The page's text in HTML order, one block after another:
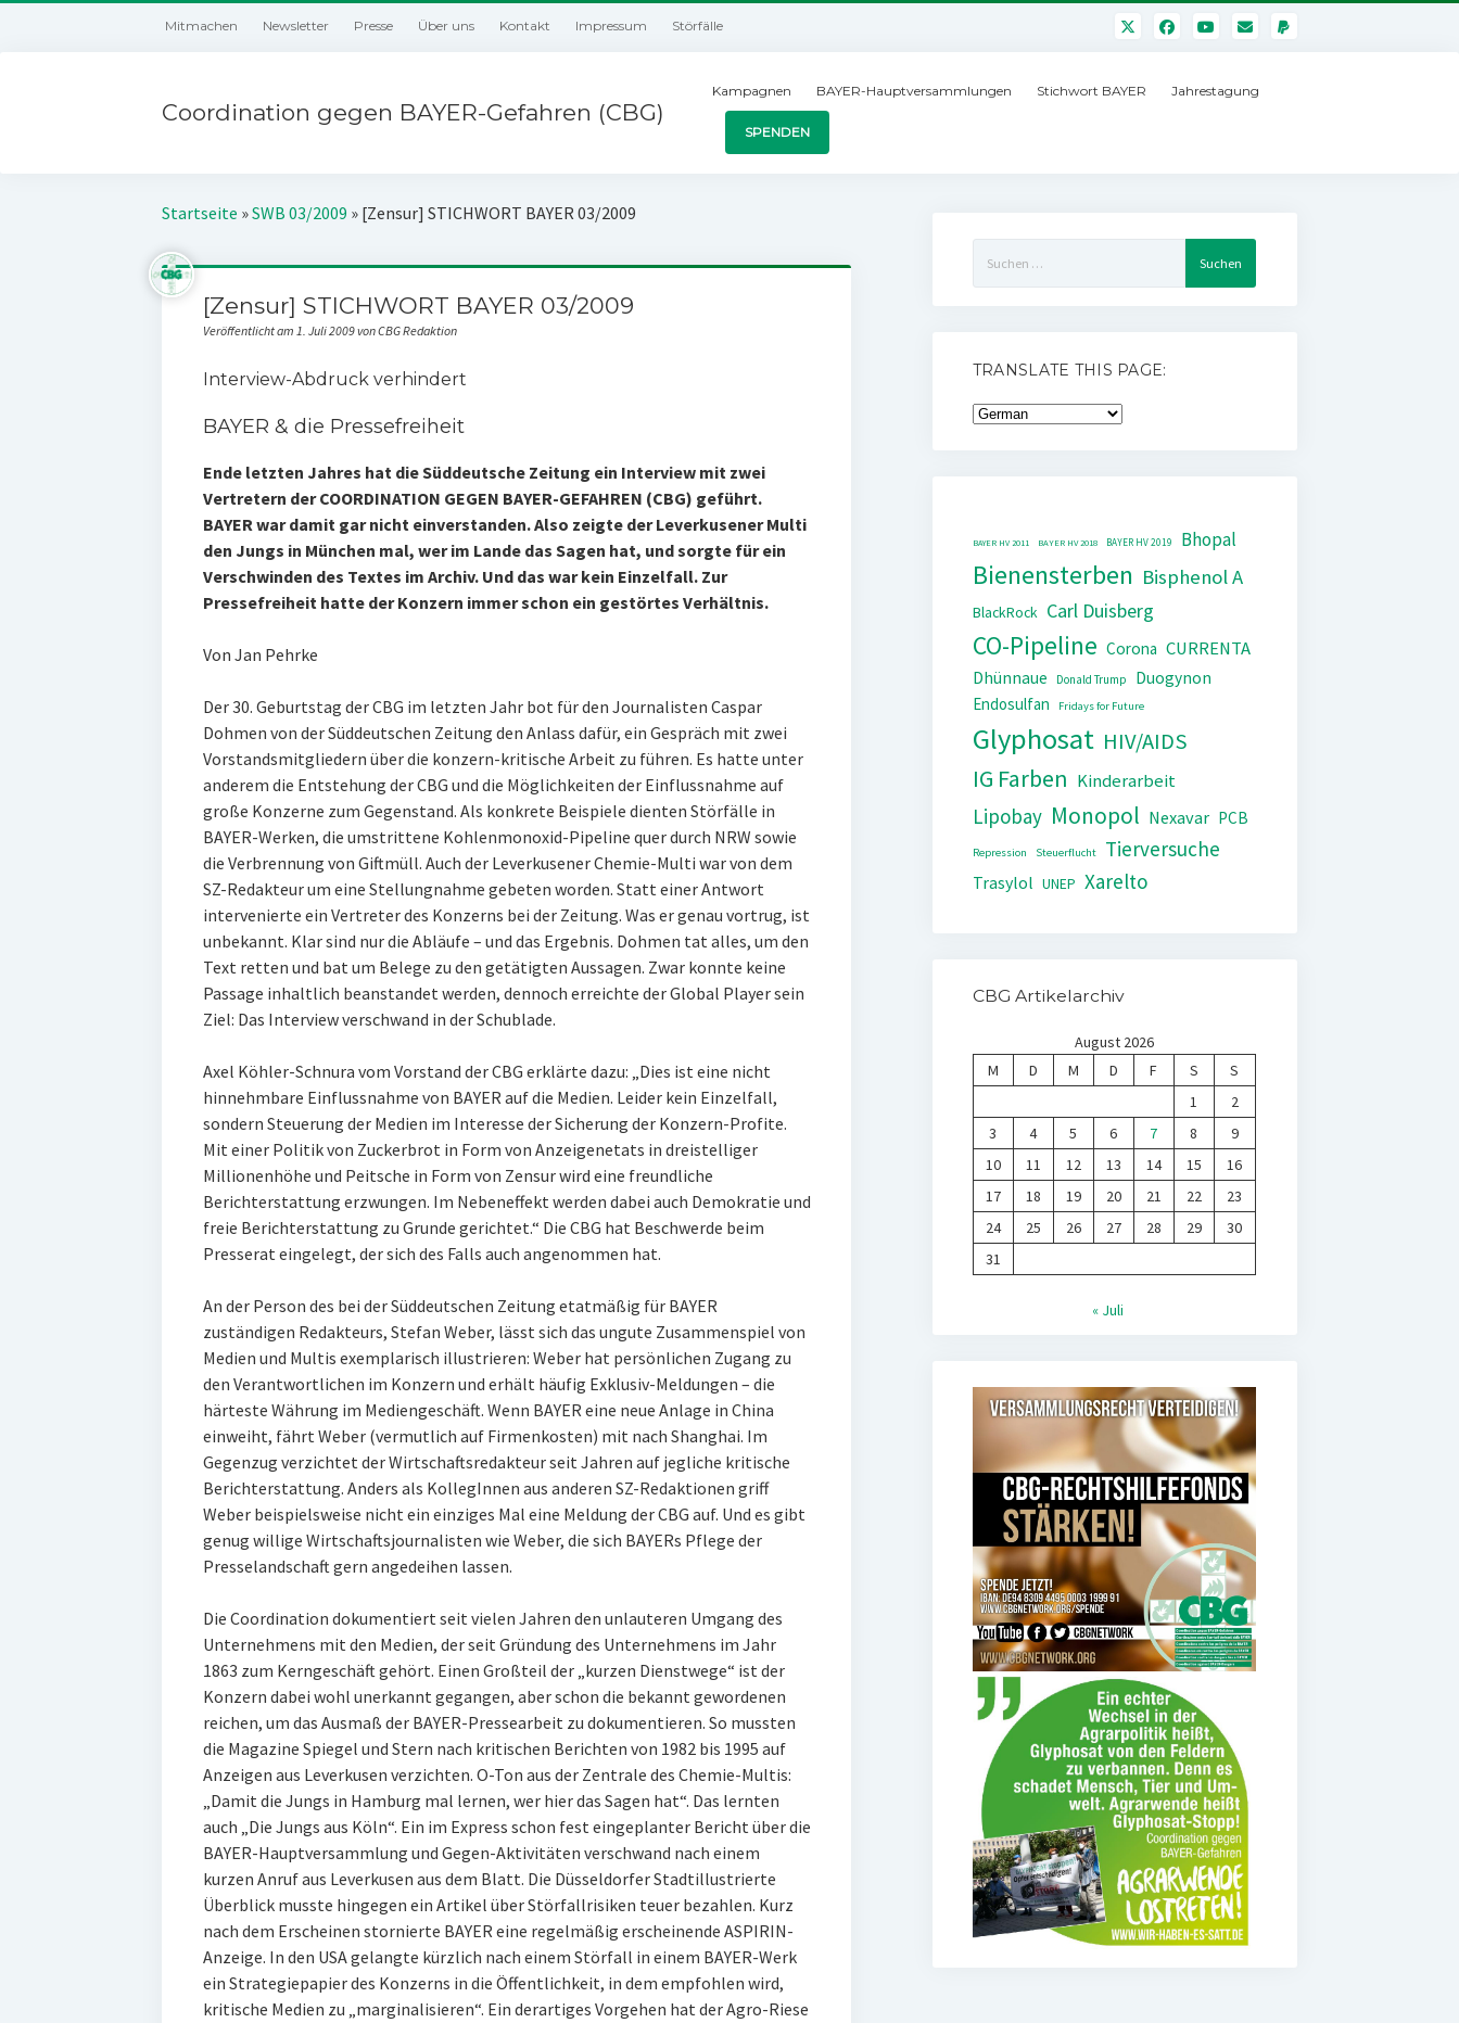
Mitmachen Newsletter Presse Über uns Kontakt Impressum Störfälle
Coordination gegen BAYER-Gefahren (CBG)
Kampagnen BAYER-Hauptversammlungen Stichwort BAYER Jahrestagung
SPENDEN
Startseite »SWB 03/2009 » [Zensur] STICHWORT BAYER 03/2009
[Zensur] STICHWORT BAYER 03/2009
Veröffentlicht am 1. Juli 2009 von CBG Redaktion
Interview-Abdruck verhindert
BAYER & die Pressefreiheit
Ende letzten Jahres hat die Süddeutsche Zeitung ein Interview mit zwei
Vertretern der COORDINATION GEGEN BAYER-GEFAHREN (CBG) geführt.
BAYER war damit gar nicht einverstanden. Also zeigte der Leverkusener Multi
den Jungs in München mal, wer im Lande das Sagen hat, und sorgte für ein
Verschwinden des Textes im Archiv. Und das war kein Einzelfall. Zur
Pressefreiheit hatte der Konzern immer schon ein gestörtes Verhältnis.
Von Jan Pehrke
Der 30. Geburtstag der CBG im letzten Jahr bot für den Journalisten Caspar
Dohmen von der Süddeutschen Zeitung den Anlass dafür, ein Gespräch mit zwei
Vorstandsmitgliedern über die konzern-kritische Arbeit zu führen. Es hatte unter
anderem die Entstehung der CBG und die Möglichkeiten der Einflussnahme auf
große Konzerne zum Gegenstand. Als konkrete Beispiele dienten Störfälle in
BAYER-Werken, die umstrittene Kohlenmonoxid-Pipeline quer durch NRW sowie
die Verbrennung von Giftmüll. Auch der Leverkusener Chemie-Multi war von dem
SZ-Redakteur um eine Stellungnahme gebeten worden. Statt einer Antwort
intervenierte ein Vertreter des Konzerns bei der Zeitung. Was er genau vortrug, ist
unbekannt. Klar sind nur die Abläufe – und das Ergebnis. Dohmen tat alles, um den
Text retten und bat um Belege zu den getätigten Aussagen. Zwar konnte keine
Passage inhaltlich beanstandet werden, dennoch erreichte der Global Player sein
Ziel: Das Interview verschwand in der Schublade.
Axel Köhler-Schnura vom Vorstand der CBG erklärte dazu: „Dies ist eine nicht
hinnehmbare Einflussnahme von BAYER auf die Medien. Leider kein Einzelfall,
sondern Steuerung der Medien im Interesse der Sicherung der Konzern-Profite.
Mit einer Politik von Zuckerbrot in Form von Anzeigenetats in dreistelliger
Millionenhöhe und Peitsche in Form von Zensur wird eine freundliche
Berichterstattung erzwungen. Im Nebeneffekt werden dabei auch Demokratie und
freie Berichterstattung zu Grunde gerichtet.“ Die CBG hat Beschwerde beim
Presserat eingelegt, der sich des Falls auch angenommen hat.
An der Person des bei der Süddeutschen Zeitung etatmäßig für BAYER
zuständigen Redakteurs, Stefan Weber, lässt sich das ungute Zusammenspiel von
Medien und Multis exemplarisch illustrieren: Weber hat persönlichen Zugang zu
den Verantwortlichen im Konzern und erhält häufig Exklusiv-Meldungen – die
härteste Währung im Mediengeschäft. Wenn BAYER eine neue Anlage in China
einweiht, fährt Weber (vermutlich auf Firmenkosten) mit nach Shanghai. Im
Gegenzug verzichtet der Wirtschaftsredakteur seit Jahren auf jegliche kritische
Berichterstattung. Anders als KollegInnen aus anderen SZ-Redaktionen griff
Weber beispielsweise nicht ein einziges Mal eine Meldung der CBG auf. Und es gibt
genug willige Wirtschaftsjournalisten wie Weber, die sich BAYERs Pflege der
Presselandschaft gern angedeihen lassen.
Die Coordination dokumentiert seit vielen Jahren den unlauteren Umgang des
Unternehmens mit den Medien, der seit Gründung des Unternehmens im Jahr
1863 zum Kerngeschäft gehört. Einen Großteil der „kurzen Dienstwege“ ist der
Konzern dabei wohl unerkannt gegangen, aber schon die bekannt gewordenen
reichen, um das Ausmaß der BAYER-Pressearbeit zu dokumentieren. So mussten
die Magazine Spiegel und Stern nach kritischen Berichten von 1982 bis 1995 auf
Anzeigen aus Leverkusen verzichten. O-Ton aus der Zentrale des Chemie-Multis:
„Damit die Jungs in Hamburg mal lernen, wer hier das Sagen hat“. Das lernten
auch „Die Jungs aus Köln“. Ein im Express schon fest eingeplanter Bericht über die
BAYER-Hauptversammlung und Gegen-Aktivitäten verschwand nach einem
kurzen Anruf aus Leverkusen aus dem Blatt. Die Düsseldorfer Stadtillustrierte
Überblick musste hingegen ein Artikel über Störfallrisiken teuer bezahlen. Kurz
nach dem Erscheinen stornierte BAYER eine regelmäßig erscheinende ASPIRIN-
Anzeige. In den USA gelangte kürzlich nach einem Störfall in einem BAYER-Werk
ein Strategiepapier des Konzerns in die Öffentlichkeit, in dem empfohlen wird,
kritische Medien zu „marginalisieren“. Ein derartiges Vorgehen hat der Agro-Riese
nach:
TRANSLATE THIS PAGE:
BAYER HV 2011 BAYER HV 2018 BAYER HV 2019 Bhopal
Bienensterben Bisphenol A
BlackRock Carl Duisberg
CO-Pipeline Corona CURRENTA
Dhünnaue Donald Trump
Duogynon
Endosulfan
Fridays for Future
Glyphosat HIV/AIDS
IG Farben Kinderarbeit
Lipobay Monopol Nexavar PCB
Repression Steuerflucht Tierversuche
Trasylol UNEP Xarelto
CBG Artikelarchiv
August 2026
M
D M D F S
S
1
2
3
4 5 6 7 8
9
10
11 12 13 14 15
16
17
18 19 20 21 22
23
24
25 26 27 28 29
30
31
« Juli